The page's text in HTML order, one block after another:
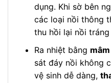
dụng. Khi sờ bên
các loại nồi thông
thu hồi lại nồi tráng
Ra nhiệt bằng
sát đáy nồi không
vệ sinh dễ dàng,